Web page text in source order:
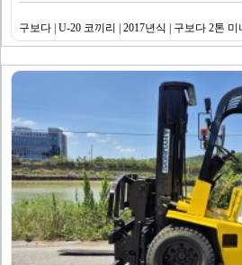
구보다 | U-20 코끼리 | 2017년식 | 구보다 2톤 미